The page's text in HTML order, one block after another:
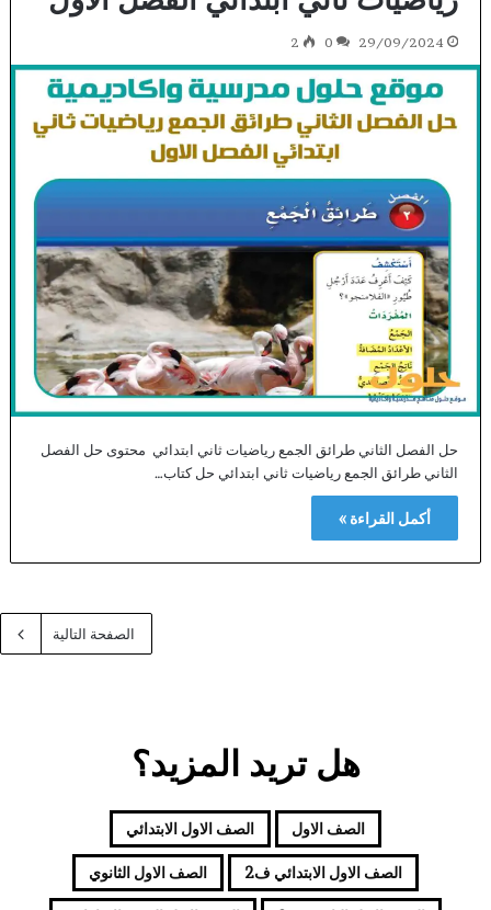
29/09/2024
0
2
حل الفصل الثاني طرائق الجمع رياضيات ثاني ابتدائي محتوى حل الفصل
الثاني طرائق الجمع رياضيات ثاني ابتدائي حل كتاب…
أكمل القراءة »
الصفحة التالية
هل تريد المزيد؟
الصف الاول الصف الاول الابتدائي
الصف الاول الابتدائي ف2 الصف الاول الثانوي